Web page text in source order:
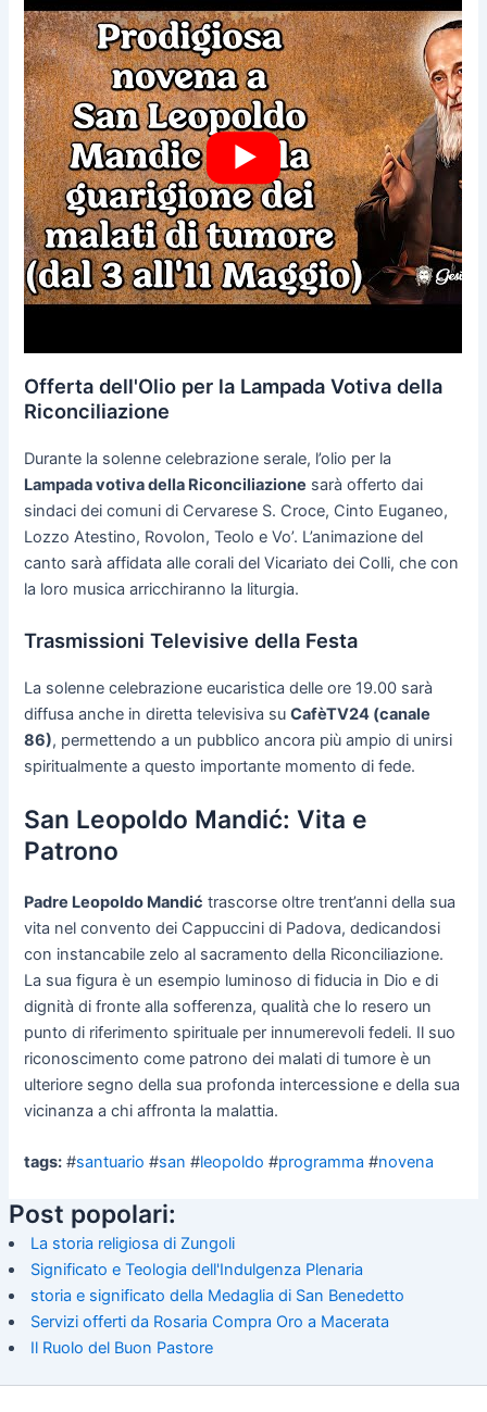
Offerta dell'Olio per la Lampada Votiva della
Riconciliazione
Durante la solenne celebrazione serale, l’olio per la
Lampada votiva della Riconciliazione sarà offerto dai
sindaci dei comuni di Cervarese S. Croce, Cinto Euganeo,
Lozzo Atestino, Rovolon, Teolo e Vo’. L’animazione del
canto sarà affidata alle corali del Vicariato dei Colli, che con
la loro musica arricchiranno la liturgia.
Trasmissioni Televisive della Festa
La solenne celebrazione eucaristica delle ore 19.00 sarà
diffusa anche in diretta televisiva suCafèTV24 (canale
86), permettendo a un pubblico ancora più ampio di unirsi
spiritualmente a questo importante momento di fede.
San Leopoldo Mandić: Vita e
Patrono
Padre Leopoldo Mandić trascorse oltre trent’anni della sua
vita nel convento dei Cappuccini di Padova, dedicandosi
con instancabile zelo al sacramento della Riconciliazione.
La sua figura è un esempio luminoso di fiducia in Dio e di
dignità di fronte alla sofferenza, qualità che lo resero un
punto di riferimento spirituale per innumerevoli fedeli. Il suo
riconoscimento come patrono dei malati di tumore è un
ulteriore segno della sua profonda intercessione e della sua
vicinanza a chi affronta la malattia.
tags: #santuario #san #leopoldo #programma #novena
Post popolari:
La storia religiosa di Zungoli
Significato e Teologia dell'Indulgenza Plenaria
storia e significato della Medaglia di San Benedetto
Servizi offerti da Rosaria Compra Oro a Macerata
Il Ruolo del Buon Pastore